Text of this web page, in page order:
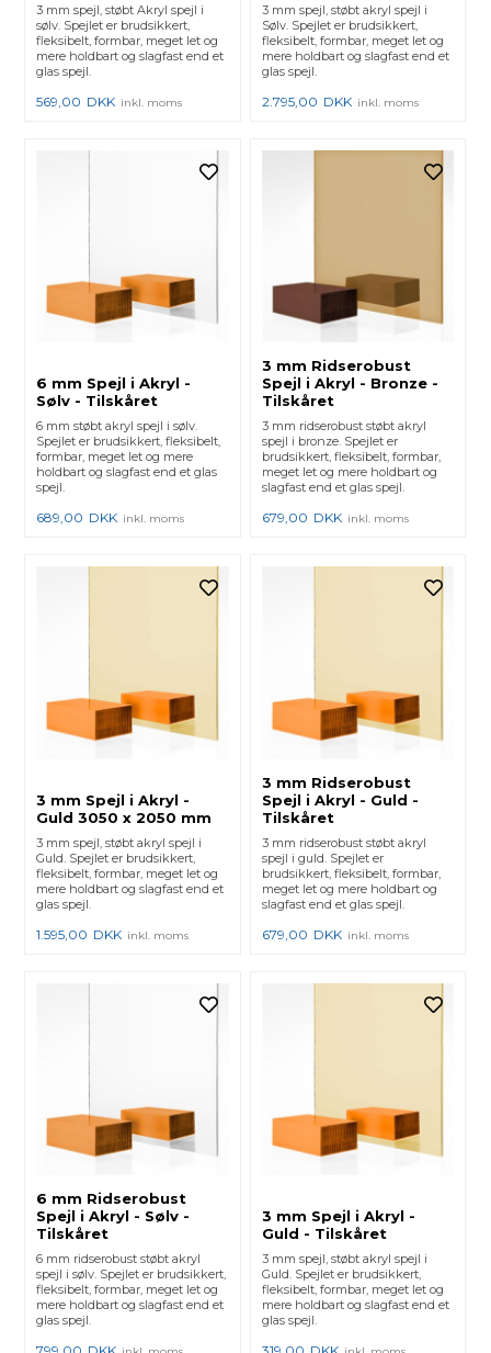
3 mm spejl, støbt Akryl spejl i
sølv. Spejlet er brudsikkert,
fleksibelt, formbar, meget let og
mere holdbart og slagfast end et
glas spejl.
569,00 DKK inkl. moms
3 mm spejl, støbt akryl spejl i
Sølv. Spejlet er brudsikkert,
fleksibelt, formbar, meget let og
mere holdbart og slagfast end et
glas spejl.
2.795,00 DKK inkl. moms
6 mm Spejl i Akryl -
Sølv - Tilskåret
6 mm støbt akryl spejl i sølv.
Spejlet er brudsikkert, fleksibelt,
formbar, meget let og mere
holdbart og slagfast end et glas
spejl.
689,00 DKK inkl. moms
3 mm Ridserobust
Spejl i Akryl - Bronze -
Tilskåret
3 mm ridserobust støbt akryl
spejl i bronze. Spejlet er
brudsikkert, fleksibelt, formbar,
meget let og mere holdbart og
slagfast end et glas spejl.
679,00 DKK inkl. moms
3 mm Spejl i Akryl -
Guld 3050 x 2050 mm
3 mm spejl, støbt akryl spejl i
Guld. Spejlet er brudsikkert,
fleksibelt, formbar, meget let og
mere holdbart og slagfast end et
glas spejl.
1.595,00 DKK inkl. moms
3 mm Ridserobust
Spejl i Akryl - Guld -
Tilskåret
3 mm ridserobust støbt akryl
spejl i guld. Spejlet er
brudsikkert, fleksibelt, formbar,
meget let og mere holdbart og
slagfast end et glas spejl.
679,00 DKK inkl. moms
6 mm Ridserobust
Spejl i Akryl - Sølv -
Tilskåret
6 mm ridserobust støbt akryl
spejl i sølv. Spejlet er brudsikkert,
fleksibelt, formbar, meget let og
mere holdbart og slagfast end et
glas spejl.
3 mm Spejl i Akryl -
Guld - Tilskåret
3 mm spejl, støbt akryl spejl i
Guld. Spejlet er brudsikkert,
fleksibelt, formbar, meget let og
mere holdbart og slagfast end et
glas spejl.